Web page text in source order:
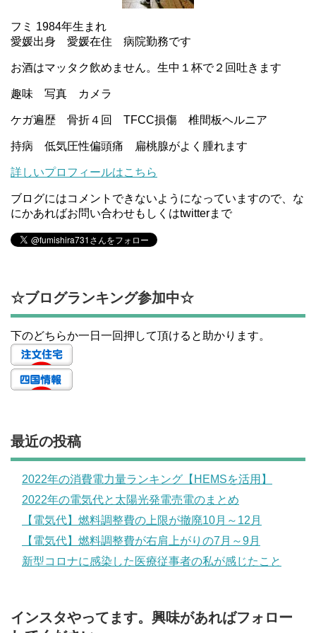
フミ 1984年生まれ
愛媛出身 愛媛在住 病院勤務です
お酒はマッタク飲めません。生中１杯で２回吐きます
趣味 写真 カメラ
ケガ遍歴 骨折４回 TFCC損傷 椎間板ヘルニア
持病 低気圧性偏頭痛 扁桃腺がよく腫れます
詳しいプロフィールはこちら
ブログにはコメントできないようになっていますので、な
にかあればお問い合わせもしくはtwitterまで
☆ブログランキング参加中☆
下のどちらか一日一回押して頂けると助かります。
最近の投稿
2022年の消費電力量ランキング【HEMSを活用】
2022年の電気代と太陽光発電売電のまとめ
【電気代】燃料調整費の上限が撤廃10月～12月
【電気代】燃料調整費が右肩上がりの7月～9月
新型コロナに感染した医療従事者の私が感じたこと
インスタやってます。興味があればフォロー